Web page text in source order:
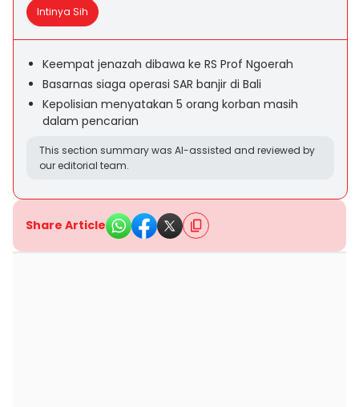
Intinya Sih
Keempat jenazah dibawa ke RS Prof Ngoerah
Basarnas siaga operasi SAR banjir di Bali
Kepolisian menyatakan 5 orang korban masih
dalam pencarian
This section summary was AI-assisted and reviewed by
our editorial team.
Share Article